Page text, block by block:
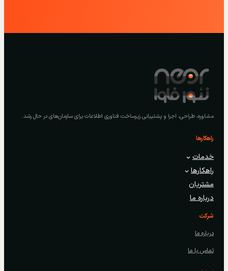
مشاوره، طراحی، اجرا و پشتیبانی زیرساخت فناوری اطلاعات برای سازمان‌های در حال رشد.
راهکارها
خدمات
راهکارها
مشتریان
درباره ما
شرکت
درباره ما
تماس با ما